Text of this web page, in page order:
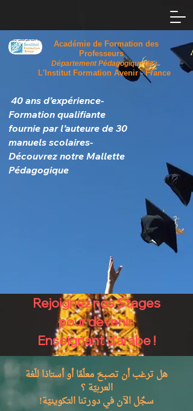
Académie de Formation des
Professeurs
Département Pédagogique de :
L'Institut Formation Avenir - France
40 ans d’expérience-​
Formation qualifiante
fournie par l’auteure de 30
manuels scolaires-
Découvrez notre Mallette
Pédagogique
Rejoignez nos Stages
pour devenir
Enseignant d'arabe!
هل ترغب أن تصبحَ معلّمًا أو أستاذا للّغة
العربيّة ؟
!سجٌل الآن في دورتنا التكوينيّة